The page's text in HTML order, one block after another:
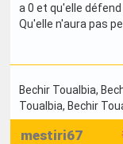
a 0 et qu'elle
Qu'elle n'aura pas
Bechir Toualbia,
Toualbia, Bechir
mestiri67